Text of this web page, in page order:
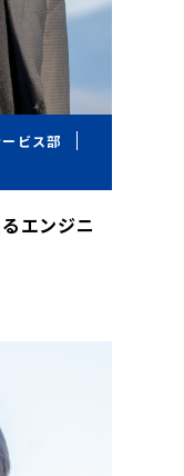
ビス部
エンジニ